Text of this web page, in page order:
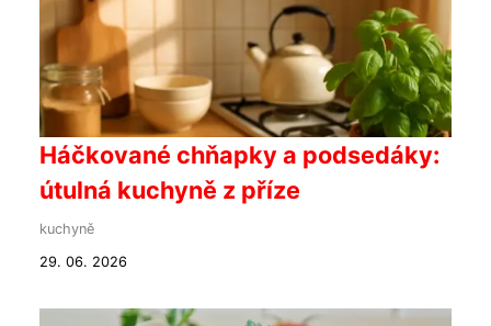
Háčkované chňapky a podsedáky:
útulná kuchyně z příze
kuchyně
29. 06. 2026